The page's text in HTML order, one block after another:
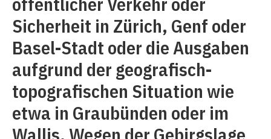
Sicherheit in Zürich, Genf oder
Basel-Stadt oder die Ausgaben
aufgrund der geografisch-
topografischen Situation wie
etwa in Graubünden oder im